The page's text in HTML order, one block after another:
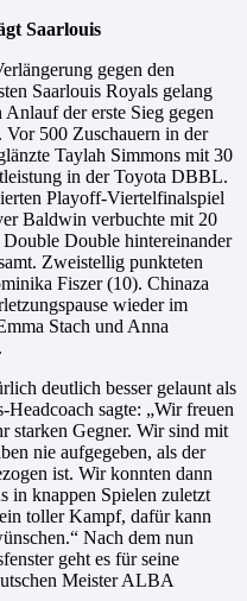
Saarlouis
gegen den
Saarlouis Royals gelang
der erste Sieg gegen
Vor 500 Zuschauern in der
Taylah Simmons mit 30
in der Toyota DBBL.
Playoff-Viertelfinalspiel
Baldwin verbuchte mit 20
Double hintereinander
Zweistellig punkteten
Fiszer (10). Chinaza
wieder im
Stach und Anna
deutlich besser gelaunt als
sagte: „Wir freuen
starken Gegner. Wir sind mit
nie aufgegeben, als der
ist. Wir konnten dann
in knappen Spielen zuletzt
toller Kampf, dafür kann
Nach dem nun
geht es für seine
Meister ALBA